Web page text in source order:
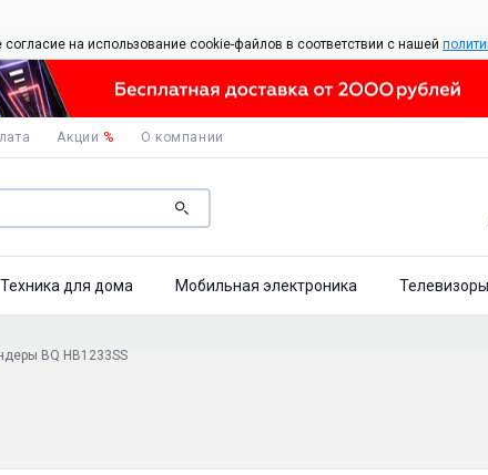
на использование cookie-файлов в соответствии с нашей
Акции % О компании
Техника для дома Мобильная электроника Телевизоры
BQ HB1233SS